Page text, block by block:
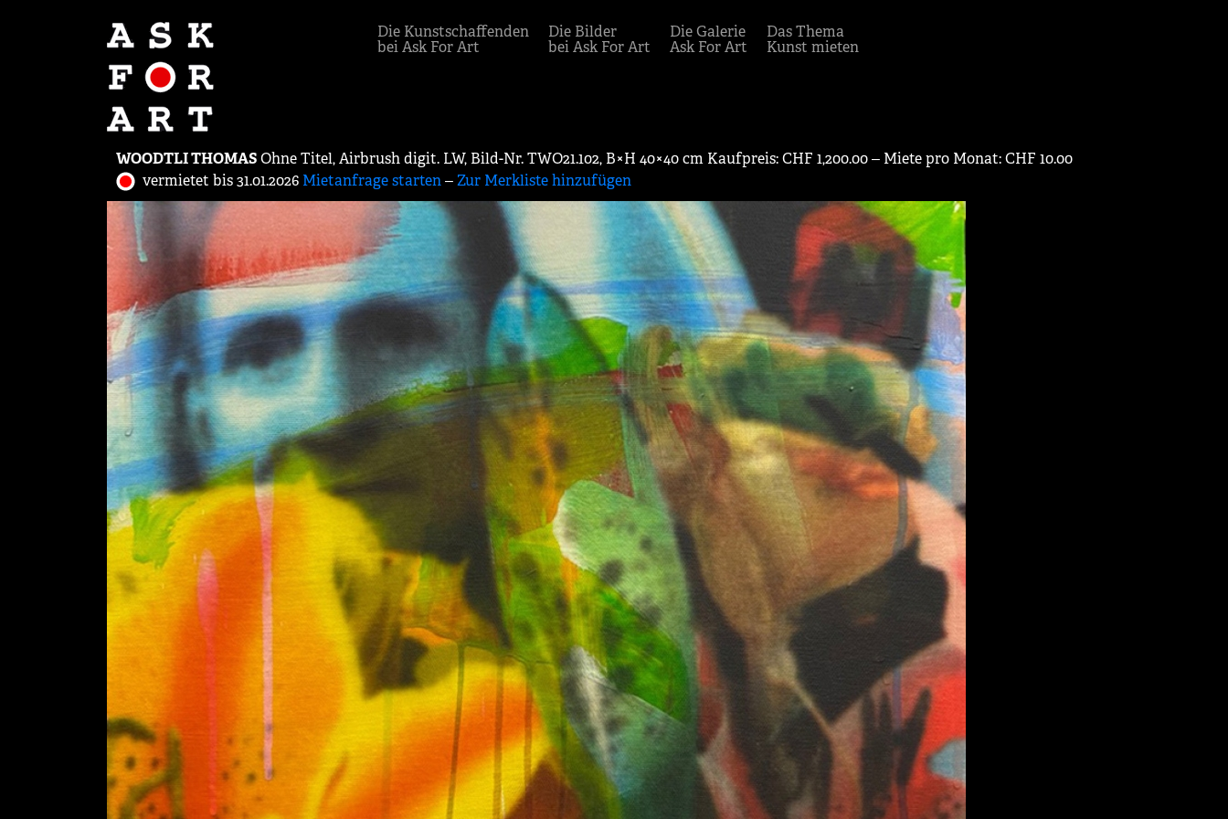
Die Kunstschaffenden
bei Ask For Art
Die Bilder
bei Ask For Art
Die Galerie
Ask For Art
Das Thema
Kunst mieten
WOODTLI THOMASOhne Titel, Airbrush digit. LW, Bild-Nr. TWO21.102, B×H 40×40 cm Kaufpreis: CHF 1,200.00 ‒ Miete pro Monat: CHF 10.00
vermietet bis 31.01.2026 Mietanfrage starten‒Zur Merkliste hinzufügen